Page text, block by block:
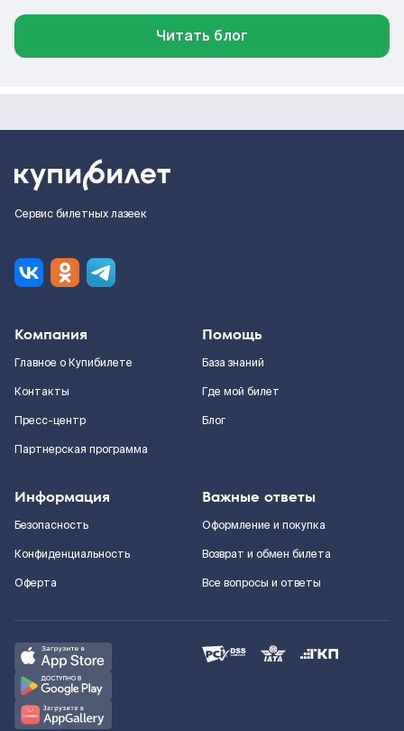
Читать блог
Сервис билетных лазеек
Компания
Главное о Купибилете
Контакты
Пресс-центр
Партнерская программа
Помощь
База знаний
Где мой билет
Блог
Информация
Безопасность
Конфиденциальность
Оферта
Важные ответы
Оформление и покупка
Возврат и обмен билета
Все вопросы и ответы